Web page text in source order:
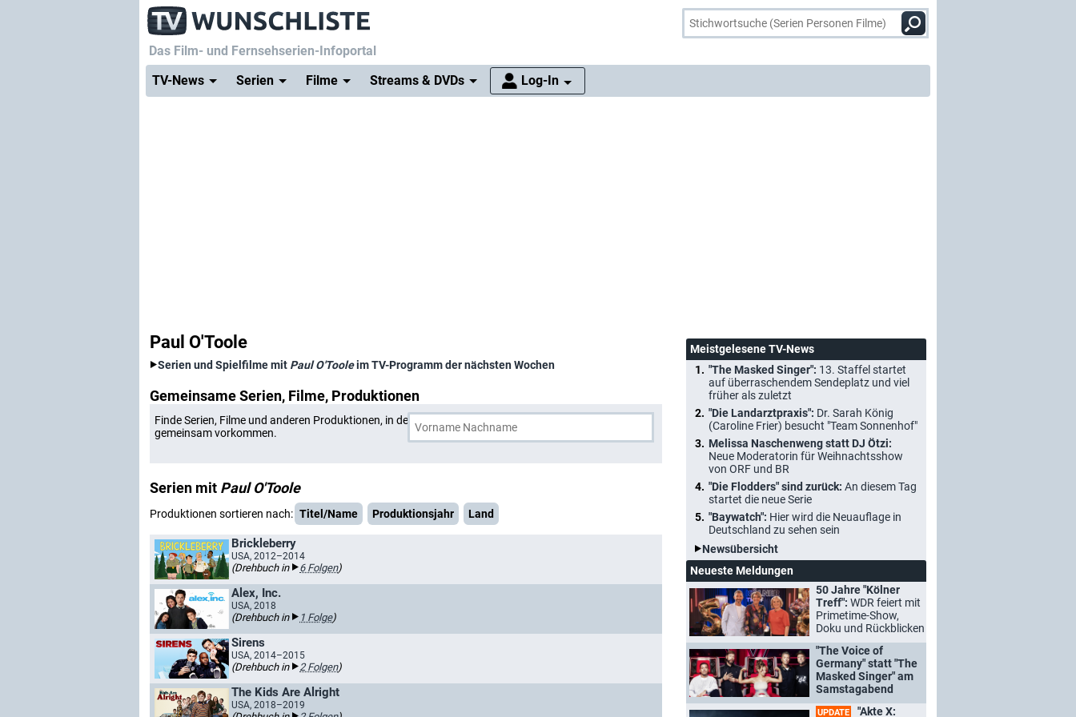
Das Film- und Fernsehserien-Infoportal
TV-News
Serien Filme Streams & DVDs Log-In
Paul O'Toole
Serien und Spielfilme mit Paul O'Tooleim TV-Programm der nächsten Wochen
Gemeinsame Serien, Filme, Produktionen
Finde Serien, Filme und anderen Produktionen, in denen Paul O'Toole
gemeinsam vorkommen.
Serien mit Paul O'Toole
Produktionen sortieren nach: Titel/Name Produktionsjahr Land
Brickleberry
USA, 2012–2014
(Drehbuch in 6 Folgen)
Alex, Inc.
USA, 2018
(Drehbuch in 1 Folge)
Sirens
USA, 2014–2015
(Drehbuch in 2 Folgen)
The Kids Are Alright
USA, 2018–2019
Meistgelesene TV-News
"The Masked Singer": 13. Staffel startet
auf überraschendem Sendeplatz und viel
früher als zuletzt
"Die Landarztpraxis": Dr. Sarah König
(Caroline Frier) besucht "Team Sonnenhof"
Melissa Naschenweng statt DJ Ötzi:
Neue Moderatorin für Weihnachtsshow
von ORF und BR
"Die Flodders" sind zurück: An diesem Tag
startet die neue Serie
"Baywatch": Hier wird die Neuauflage in
Deutschland zu sehen sein
Newsübersicht
Neueste Meldungen
50 Jahre "Kölner
Treff": WDR feiert mit
Primetime-Show,
Doku und Rückblicken
"The Voice of
Germany" statt "The
Masked Singer" am
Samstagabend
UPDATE "Akte X: